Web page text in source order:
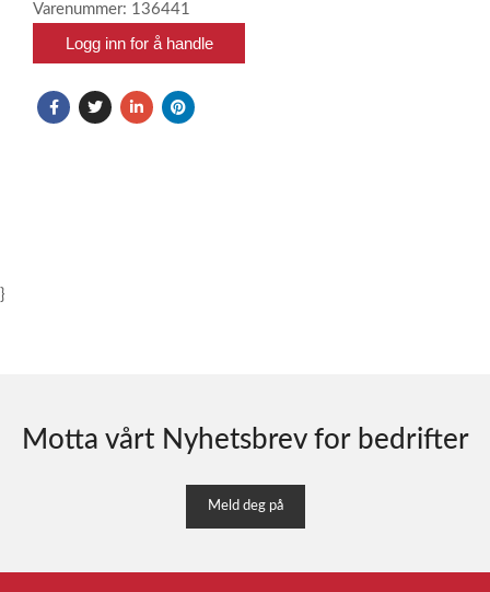
Varenummer: 136441
Logg inn for å handle
}
Motta vårt Nyhetsbrev for bedrifter
Meld deg på